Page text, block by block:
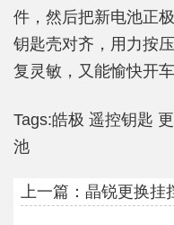
件，然后把新电池正
钥匙壳对齐，用力按
复灵敏，又能愉快开车
Tags:皓极 遥控钥匙
池
上一篇： 晶锐更换挂